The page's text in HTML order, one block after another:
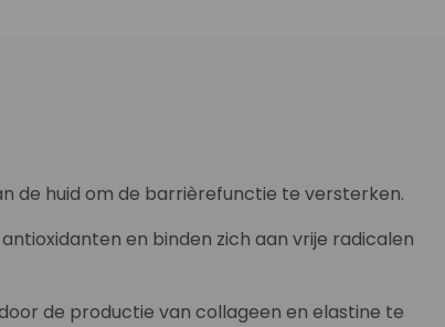
de huid om de barrièrefunctie te versterken.
en binden zich aan vrije radicalen
de productie van collageen en elastine te